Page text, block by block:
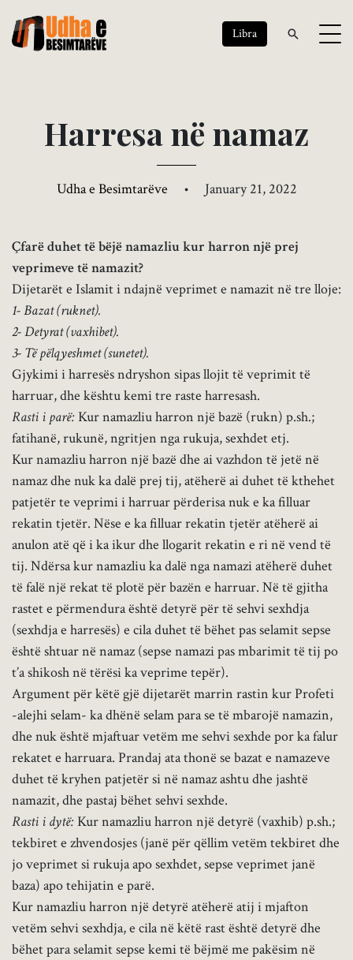
Libra
Harresanë namaz
Udha e Besimtarëve • January 21, 2022
Çfarë duhet të bëjë namazliu kur harron një prej
veprimeve të namazit?
Dijetarët e Islamit i ndajnë veprimet e namazit në tre lloje:
1- Bazat (ruknet).
2- Detyrat (vaxhibet).
3- Të pëlqyeshmet (sunetet).
Gjykimi i harresës ndryshon sipas llojit të veprimit të
harruar, dhe kështu kemi tre raste harresash.
Rasti i parë:Kur namazliu harron një bazë (rukn) p.sh.;
fatihanë, rukunë, ngritjen nga rukuja, sexhdet etj.
Kur namazliu harron një bazë dhe ai vazhdon të jetë në
namaz dhe nuk ka dalë prej tij, atëherë ai duhet të kthehet
patjetër te veprimi i harruar përderisa nuk e ka filluar
rekatin tjetër. Nëse e ka filluar rekatin tjetër atëherë ai
anulon atë që i ka ikur dhe llogarit rekatin e ri në vend të
tij. Ndërsa kur namazliu ka dalë nga namazi atëherë duhet
të falë një rekat të plotë për bazën e harruar. Në të gjitha
rastet e përmendura është detyrë për të sehvi sexhdja
(sexhdja e harresës) e cila duhet të bëhet pas selamit sepse
është shtuar në namaz (sepse namazi pas mbarimit të tij po
t’a shikosh në tërësi ka veprime tepër).
Argument për këtë gjë dijetarët marrin rastin kur Profeti
-alejhi selam- ka dhënë selam para se të mbarojë namazin,
dhe nuk është mjaftuar vetëm me sehvi sexhde por ka falur
rekatet e harruara. Prandaj ata thonë se bazat e namazeve
duhet të kryhen patjetër si në namaz ashtu dhe jashtë
namazit, dhe pastaj bëhet sehvi sexhde.
Rasti i dytë:Kur namazliu harron një detyrë (vaxhib) p.sh.;
tekbiret e zhvendosjes (janë për qëllim vetëm tekbiret dhe
jo veprimet si rukuja apo sexhdet, sepse veprimet janë
baza) apo tehijatin e parë.
Kur namazliu harron një detyrë atëherë atij i mjafton
vetëm sehvi sexhdja, e cila në këtë rast është detyrë dhe
bëhet para selamit sepse kemi të bëjmë me pakësim në